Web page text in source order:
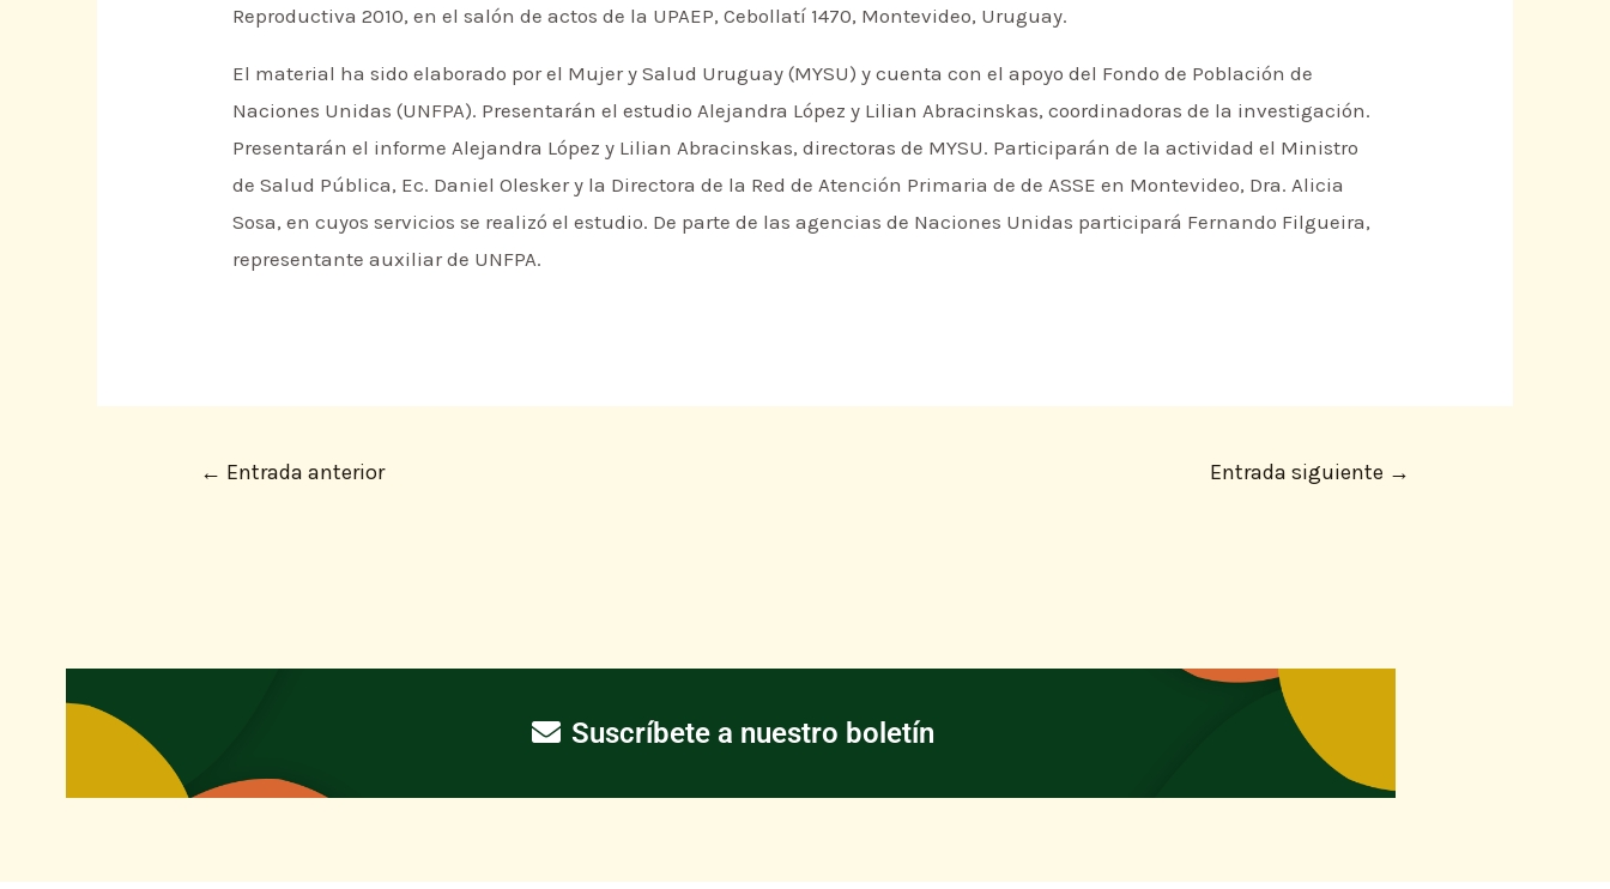
Reproductiva 2010, en el salón de actos de la UPAEP, Cebollatí 1470, Montevideo, Uruguay.
El material ha sido elaborado por el Mujer y Salud Uruguay (MYSU) y cuenta con el apoyo del Fondo de Población de
Naciones Unidas (UNFPA). Presentarán el estudio Alejandra López y Lilian Abracinskas, coordinadoras de la investigación.
Presentarán el informe Alejandra López y Lilian Abracinskas, directoras de MYSU. Participarán de la actividad el Ministro
de Salud Pública, Ec. Daniel Olesker y la Directora de la Red de Atención Primaria de de ASSE en Montevideo, Dra. Alicia
Sosa, en cuyos servicios se realizó el estudio. De parte de las agencias de Naciones Unidas participará Fernando Filgueira,
representante auxiliar de UNFPA.
← Entrada anterior Entrada siguiente →
Suscríbete a nuestro boletín